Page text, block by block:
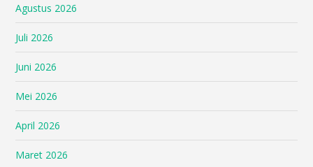
Agustus 2026
Juli 2026
Juni 2026
Mei 2026
April 2026
Maret 2026